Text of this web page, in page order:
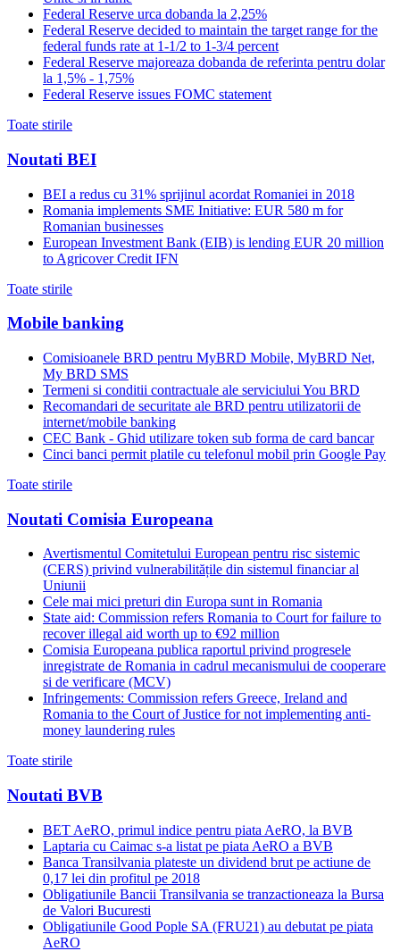
Federal Reserve urca dobanda la 2,25%
Federal Reserve decided to maintain the target range for the
federal funds rate at 1-1/2 to 1-3/4 percent
Federal Reserve majoreaza dobanda de referinta pentru dolar
la 1,5% - 1,75%
Federal Reserve issues FOMC statement
Toate stirile
Noutati BEI
BEI a redus cu 31% sprijinul acordat Romaniei in 2018
Romania implements SME Initiative: EUR 580 m for
Romanian businesses
European Investment Bank (EIB) is lending EUR 20 million
to Agricover Credit IFN
Toate stirile
Mobile banking
Comisioanele BRD pentru MyBRD Mobile, MyBRD Net,
My BRD SMS
Termeni si conditii contractuale ale serviciului You BRD
Recomandari de securitate ale BRD pentru utilizatorii de
internet/mobile banking
CEC Bank - Ghid utilizare token sub forma de card bancar
Cinci banci permit platile cu telefonul mobil prin Google Pay
Toate stirile
Noutati Comisia Europeana
Avertismentul Comitetului European pentru risc sistemic
(CERS) privind vulnerabilitățile din sistemul financiar al
Uniunii
Cele mai mici preturi din Europa sunt in Romania
State aid: Commission refers Romania to Court for failure to
recover illegal aid worth up to €92 million
Comisia Europeana publica raportul privind progresele
inregistrate de Romania in cadrul mecanismului de cooperare
si de verificare (MCV)
Infringements: Commission refers Greece, Ireland and
Romania to the Court of Justice for not implementing anti-
money laundering rules
Toate stirile
Noutati BVB
BET AeRO, primul indice pentru piata AeRO, la BVB
Laptaria cu Caimac s-a listat pe piata AeRO a BVB
Banca Transilvania plateste un dividend brut pe actiune de
0,17 lei din profitul pe 2018
Obligatiunile Bancii Transilvania se tranzactioneaza la Bursa
de Valori Bucuresti
Obligatiunile Good Pople SA (FRU21) au debutat pe piata
AeRO